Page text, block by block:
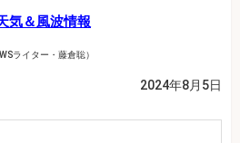
気＆風波情報
ライター・藤倉聡）
2024年8月5日